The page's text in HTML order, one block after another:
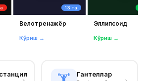
13 та
Велотренажёр
Кўриш →
Эллипсоид
Кўриш →
Гантеллар